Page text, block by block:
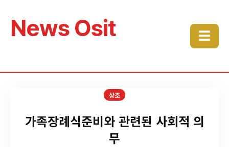
News Osit ☰
상조
가족장례식준비와 관련된 사회적 의
무